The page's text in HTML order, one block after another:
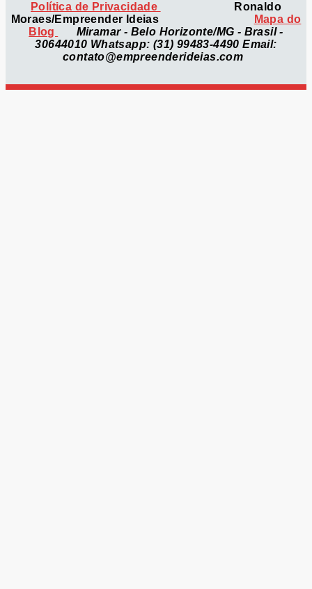
Política de Privacidade
Ronaldo
Moraes/Empreender Ideias
Mapa do
Blog
Miramar - Belo Horizonte/MG - Brasil -
30644010 Whatsapp: (31) 99483-4490 Email:
contato@empreenderideias.com